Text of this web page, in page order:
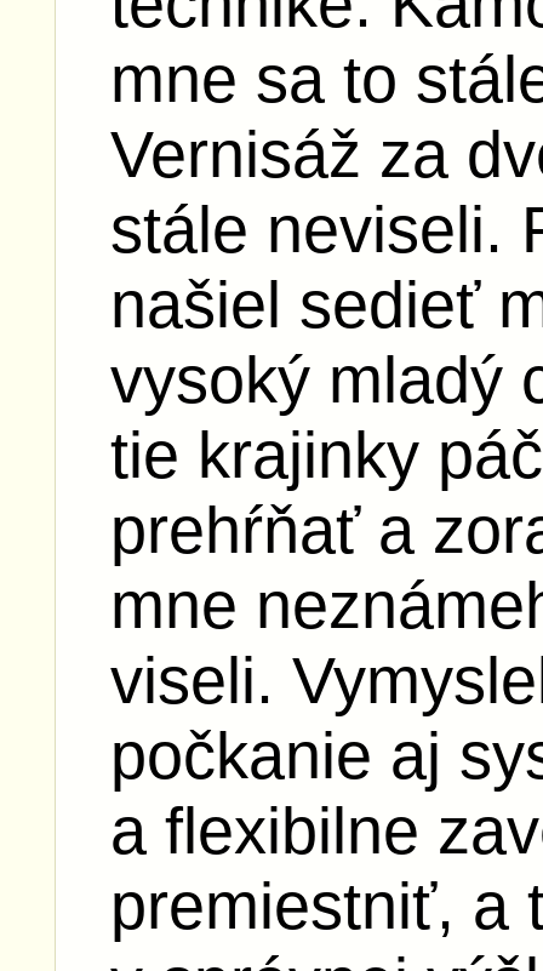
mne sa to
Vernisáž za
stále neviseli.
našiel sedieť
vysoký mladý
tie krajinky
prehŕňať a
mne
viseli.
počkanie aj
a flexibilne
premiestniť, a